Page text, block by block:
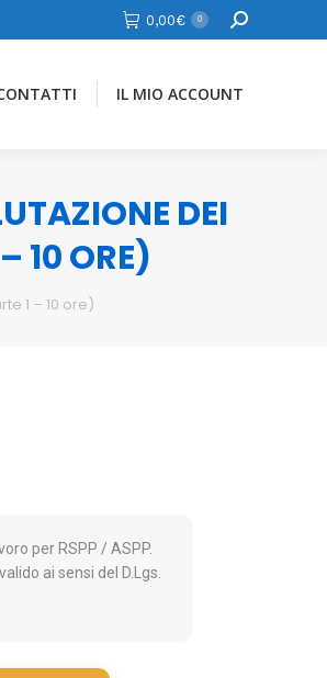
0,00€ 0 Cerca
IL MIO ACCOUNT
DEI
10 ORE)
1 – 10 ore)
per RSPP / ASPP.
ai sensi del D.Lgs.